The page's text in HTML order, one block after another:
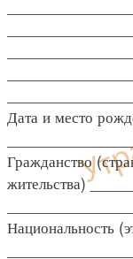
Дата и место
Гражданство
жительства)
Национальность